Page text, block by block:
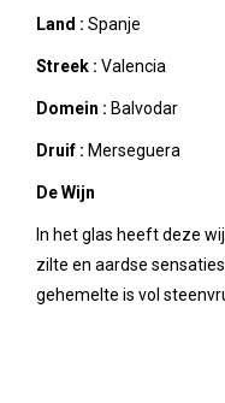
Land : Spanje
Streek : Valencia
Domein : Balvodar
Druif : Merseguera
De Wijn
In het glas heeft deze
zilte en aardse
gehemelte is vol